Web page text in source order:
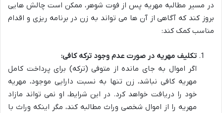
در مسیر مطالبه مهریه پس از فوت شوهر، ممکن است چالش هایی
بروز کند که آگاهی از آن ها می تواند به زن در برنامه ریزی و اقدام
مناسب کمک کند:
تکلیف مهریه در صورت عدم وجود ترکه کافی:
اگر اموال به جای مانده از متوفی (ترکه) برای پرداخت کامل
مهریه کافی نباشد، زن تنها به نسبت دارایی موجود، مهریه
خود را دریافت خواهد کرد. در این شرایط، او نمی تواند مازاد
مهریه را از اموال شخصی وراث مطالبه کند، مگر اینکه وراث با